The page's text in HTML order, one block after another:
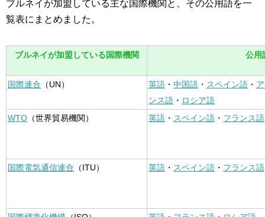
ブルネイが加盟している主な国際機関と、その公用語を一
覧表にまとめました。
ブルネイが加盟している国際機関 公用
国際連合 （UN） 英語 ・ 中国語 ・ スペイン語 ・
ンス語 ・ ロシア語
WTO （世界貿易機関） 英語 ・ スペイン語 ・ フランス語
国際電気通信連合 （ITU） 英語 ・ スペイン語 ・ フランス語